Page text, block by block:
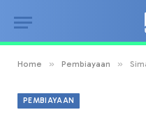
Home » Pembiayaan »
PEMBIAYAAN